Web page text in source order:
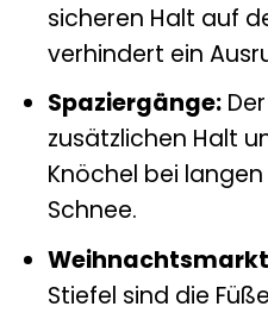
sicheren Halt auf
verhindert ein
Spaziergänge:
zusätzlichen Halt
Knöchel bei
Schnee.
Stiefel sind die